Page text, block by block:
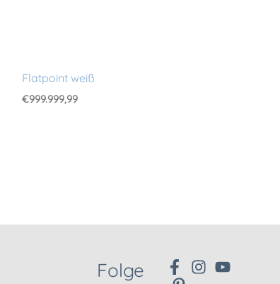
Flatpoint weiß
€999.999,99
Folge